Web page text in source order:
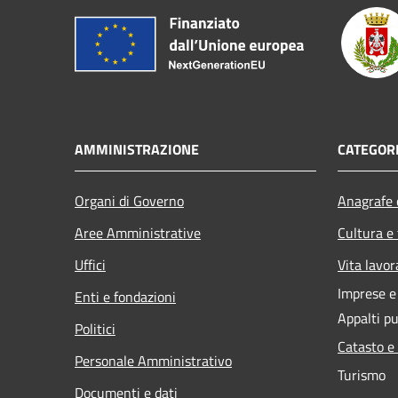
AMMINISTRAZIONE
Organi di Governo
Aree Amministrative
Uffici
Enti e fondazioni
Politici
Personale Amministrativo
Documenti e dati
Cultura
Vita
Imprese
Appalti
Catasto
Turismo